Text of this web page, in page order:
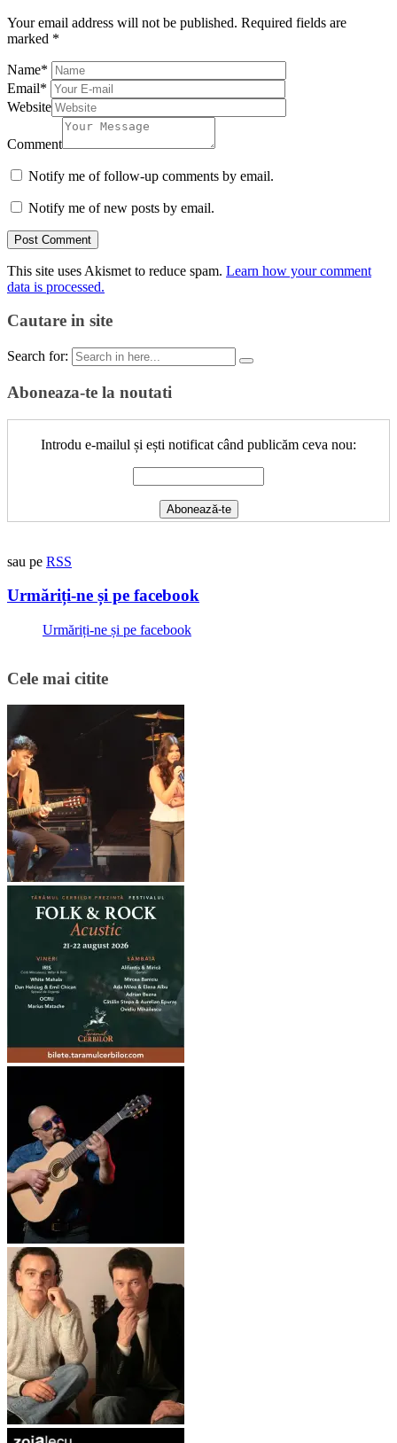
Your email address will not be published. Required fields are
marked *
Name*
Email*
Website
Comment
Notify me of follow-up comments by email.
Notify me of new posts by email.
This site uses Akismet to reduce spam. Learn how your comment
data is processed.
Cautare in site
Search for:
Aboneaza-te la noutati
Introdu e-mailul și ești notificat când publicăm ceva nou:
sau pe RSS
Urmăriți-ne și pe facebook
Urmăriți-ne și pe facebook
Cele mai citite